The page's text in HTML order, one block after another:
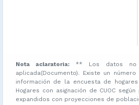
Nota aclaratoria: ** Los datos no
aplicada(Documento). Existe un
información de la encuesta de hogares
Hogares con asignación de CUOC
expandidos con proyecciones de